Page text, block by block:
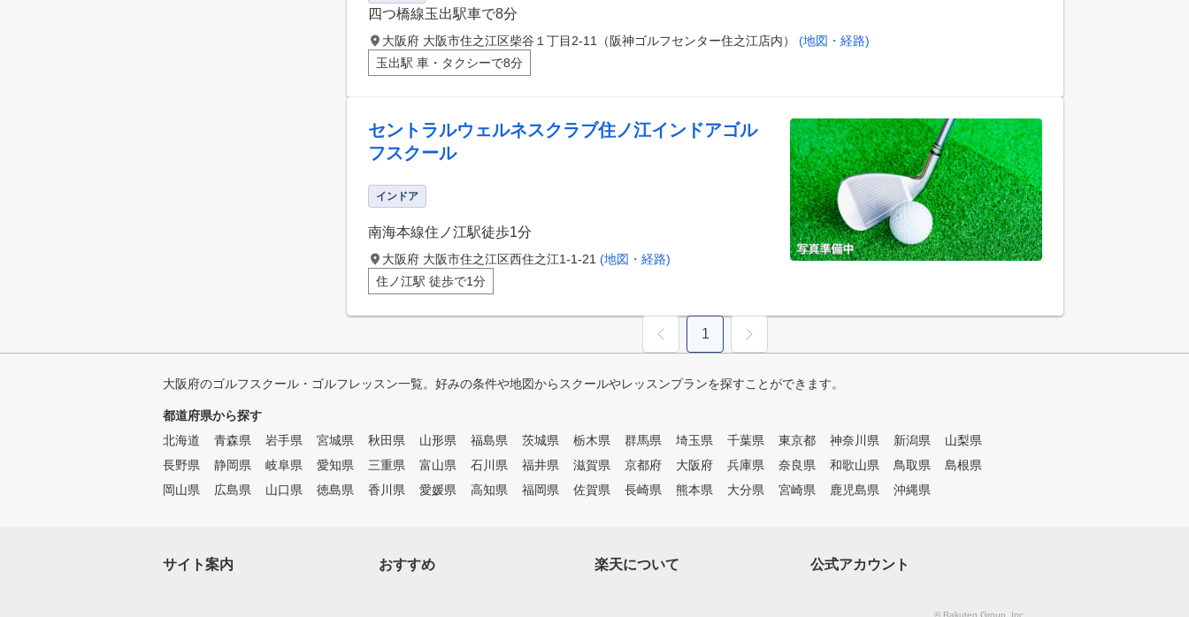
四つ橋線玉出駅車で8分
大阪府 大阪市住之江区柴谷１丁目2-11（阪神ゴルフセンター住之江店内） (地図・経路)
玉出駅 車・タクシーで8分
セントラルウェルネスクラブ住ノ江インドアゴル
フスクール
インドア
南海本線住ノ江駅徒歩1分
大阪府 大阪市住之江区西住之江1-1-21 (地図・経路)
住ノ江駅 徒歩で1分
1
大阪府のゴルフスクール・ゴルフレッスン一覧。好みの条件や地図からスクールやレッスンプランを探すことができます。
都道府県から探す
北海道
青森県 岩手県 宮城県 秋田県 山形県 福島県 茨城県 栃木県 群馬県 埼玉県 千葉県 東京都 神奈川県 新潟県
山梨県
長野県
静岡県 岐阜県 愛知県 三重県 富山県 石川県 福井県 滋賀県 京都府 大阪府 兵庫県 奈良県 和歌山県 鳥取県
島根県
岡山県
広島県 山口県 徳島県 香川県 愛媛県 高知県 福岡県 佐賀県 長崎県 熊本県 大分県 宮崎県 鹿児島県 沖縄県
サイト案内 おすすめ 楽天について 公式アカウント
© Rakuten Group, Inc.